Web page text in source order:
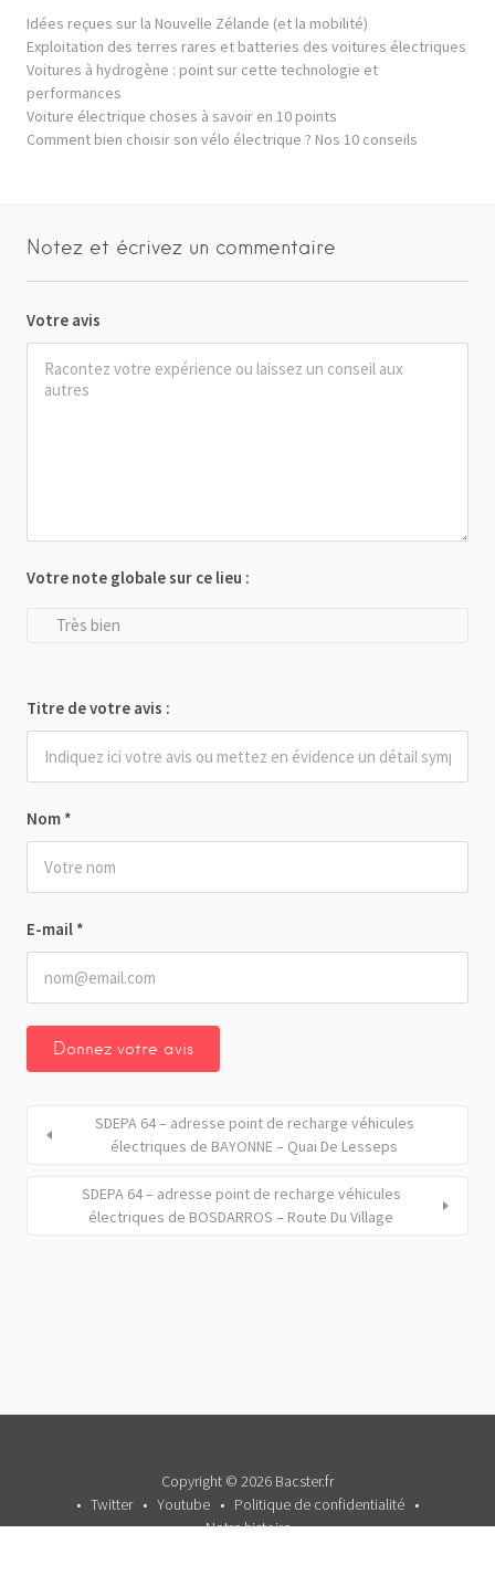
Idées reçues sur la Nouvelle Zélande (et la mobilité)
Exploitation des terres rares et batteries des voitures électriques
Voitures à hydrogène : point sur cette technologie et
performances
Voiture électrique choses à savoir en 10 points
Comment bien choisir son vélo électrique ? Nos 10 conseils
Notez et écrivez un commentaire
Votre avis
Nom *
E-mail *
Votre note globale sur ce lieu :
Très bien
Titre de votre avis :
SDEPA 64 – adresse point de recharge véhicules
électriques de BAYONNE – Quai De Lesseps
SDEPA 64 – adresse point de recharge véhicules
électriques de BOSDARROS – Route Du Village
Copyright © 2026 Bacster.fr
Twitter
Youtube
Politique de confidentialité
Notre histoire